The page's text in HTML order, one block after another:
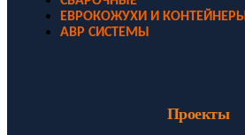
ЕВРОКОЖУХИ И КОНТЕЙНЕРЫ
АВР СИСТЕМЫ
Проекты